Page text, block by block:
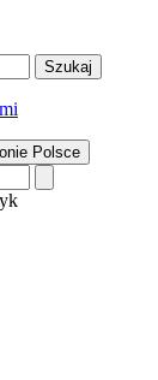
Szukaj
Polsce